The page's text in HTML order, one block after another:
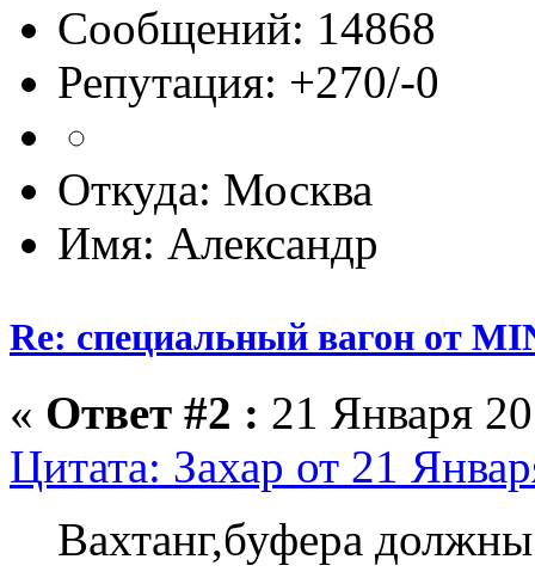
Сообщений: 14868
Репутация: +270/-0
Откуда: Москва
Имя: Александр
Re: специальный вагон от
« Ответ #2 : 21 Января
Цитата: Захар от 21
Вахтанг,буфера